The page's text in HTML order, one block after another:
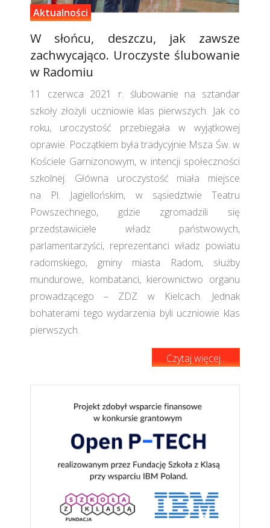
Aktualności
W słońcu, deszczu, jak zawsze
zachwycająco. Uroczyste ślubowanie
w Radomiu
11 czerwca 2021 r. ślubowanie na sztandar
szkoły złożyli uczniowie klas pierwszych. Jak co
roku, uroczystość przebiegała w wyjątkowej
oprawie. Początkiem była tradycyjnie Msza Św. w
Kościele Garnizonowym, w intencji społeczności
szkolnej. Główna uroczystość miała miejsce
na Pl. Jagiellońskim, w sąsiedztwie Teatru
Powszechnego, gdzie zgromadzili się
przedstawiciele władz państwowych,
parlamentarzyści, reprezentanci władz powiatu
radomskiego, gminy miasta Radom, służby
mundurowe, kombatanci, kierownictwo organu
prowadzącego – ZDZ w Kielcach. Jednak
bohaterami tego wydarzenia byli uczniowie klas
pierwszych.
Czytaj więcej...